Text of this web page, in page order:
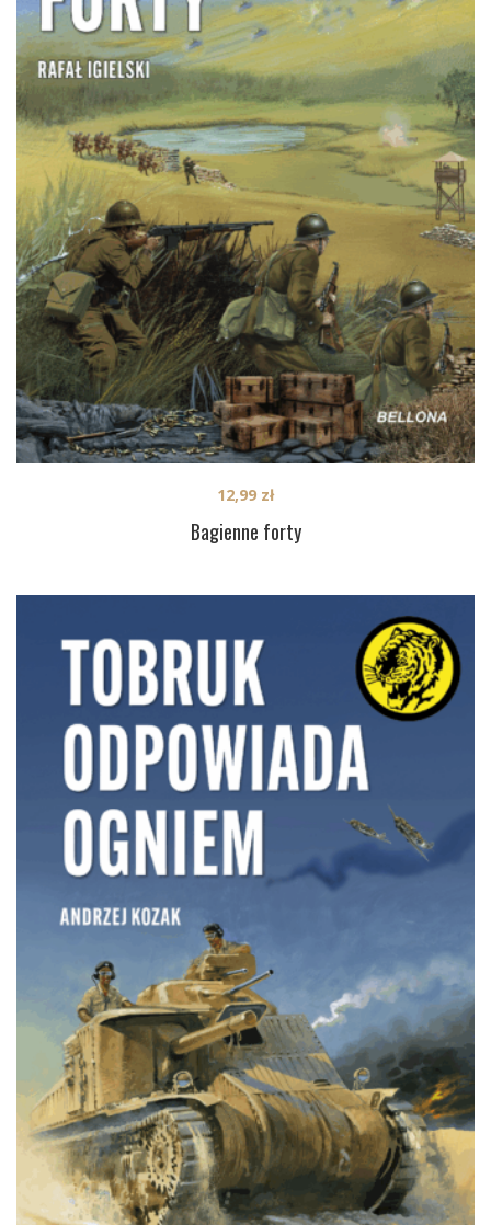
Bagienne forty
12,99 zł